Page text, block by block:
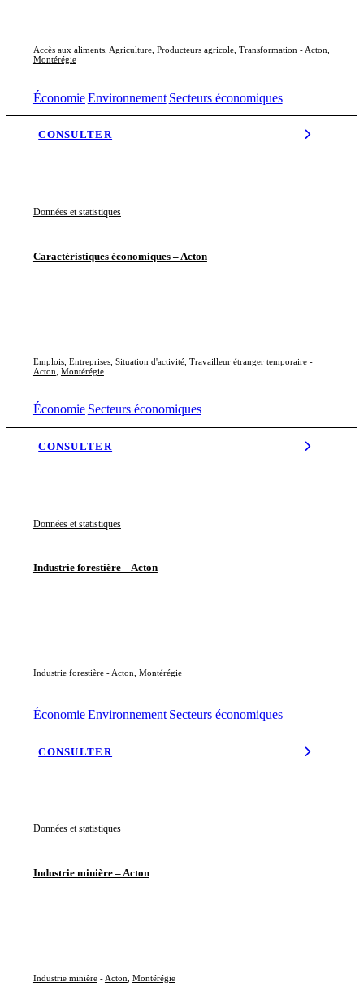
Accès aux aliments, Agriculture, Producteurs agricole, Transformation - Acton
Montérégie
ÉconomieEnvironnement Secteurs économiques
CONSULTER
Données et statistiques
Caractéristiques économiques – Acton
Emplois, Entreprises, Situation d'activité, Travailleur étranger temporaire-
Acton Montérégie
Économie Secteurs économiques
CONSULTER
Données et statistiques
Industrie forestière – Acton
Industrie forestière- Acton Montérégie
ÉconomieEnvironnement Secteurs économiques
CONSULTER
Données et statistiques
Industrie minière – Acton
Industrie minière- Acton Montérégie